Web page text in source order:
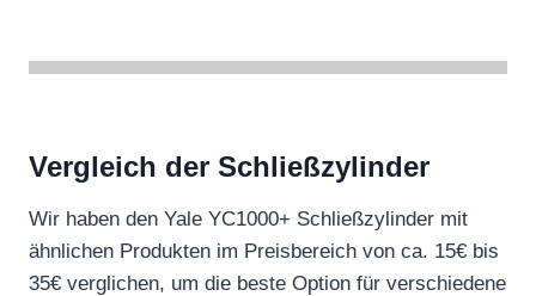
Vergleich der Schließzylinder
Wir haben den Yale YC1000+ Schließzylinder mit
ähnlichen Produkten im Preisbereich von ca. 15€ bis
35€ verglichen, um die beste Option für verschiedene